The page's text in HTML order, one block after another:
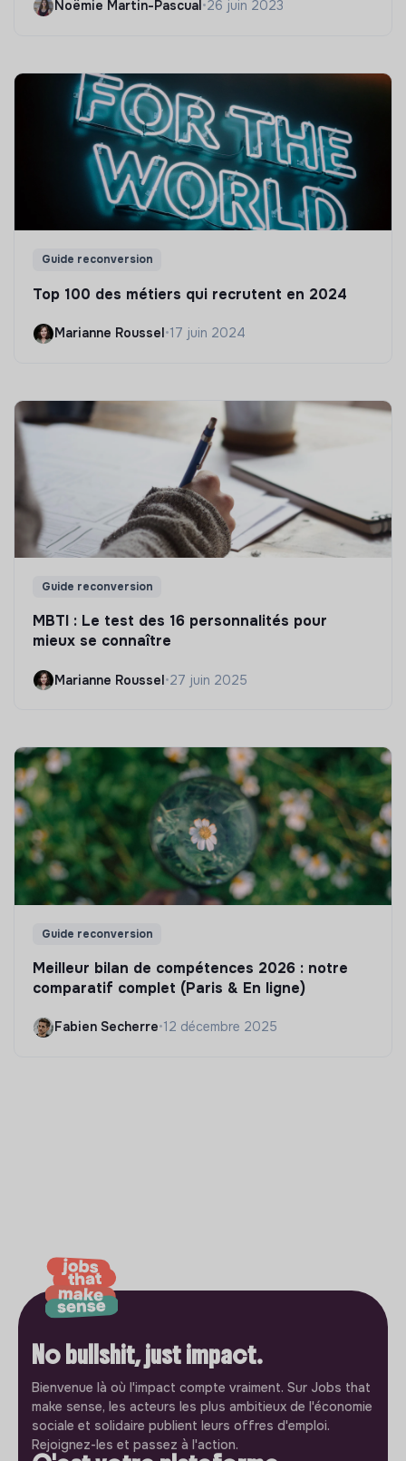
Noëmie Martin-Pascual •26 juin 2023
Guide reconversion
Top 100 des métiers qui recrutent en 2024
Marianne Roussel•17 juin 2024
Guide reconversion
MBTI : Le test des 16 personnalités pour
mieux se connaître
Marianne Roussel•27 juin 2025
Guide reconversion
Meilleur bilan de compétences 2026 : notre
comparatif complet (Paris & En ligne)
Fabien Secherre•12 décembre 2025
No bullshit, just impact.
Bienvenue là où l'impact compte vraiment. Sur Jobs that
make sense, les acteurs les plus ambitieux de l'économie
sociale et solidaire publient leurs offres d'emploi.
Rejoignez-les et passez à l'action.